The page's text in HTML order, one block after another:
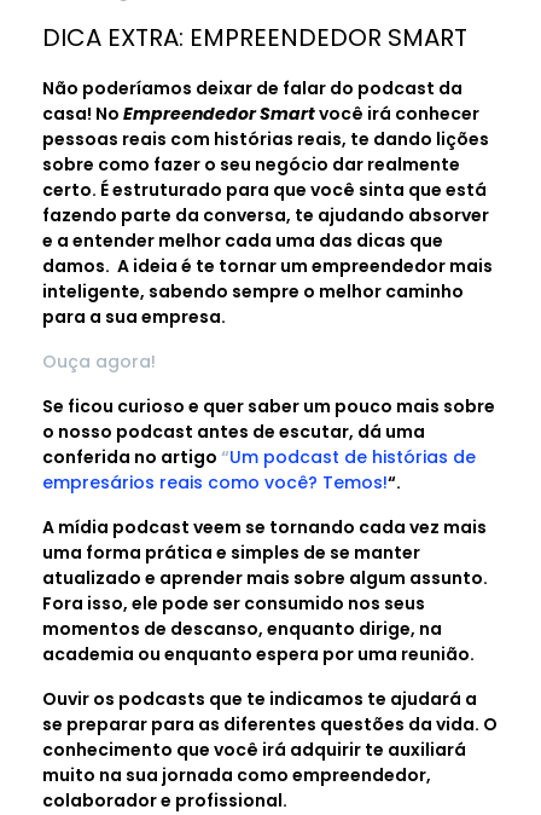
DICA EXTRA: EMPREENDEDOR SMART
Não poderíamos deixar de falar do podcast da
casa! No Empreendedor Smartvocê irá conhecer
pessoas reais com histórias reais, te dando lições
sobre como fazer o seu negócio dar realmente
certo. É estruturado para que você sinta que está
fazendo parte da conversa, te ajudando absorver
e a entender melhor cada uma das dicas que
damos. A ideia é te tornar um empreendedor mais
inteligente, sabendo sempre o melhor caminho
para a sua empresa.
Ouça agora!
Se ficou curioso e quer saber um pouco mais sobre
o nosso podcast antes de escutar, dá uma
conferida no artigo “Um podcast de histórias de
empresários reais como você? Temos!“.
A mídia podcast veem se tornando cada vez mais
uma forma prática e simples de se manter
atualizado e aprender mais sobre algum assunto.
Fora isso, ele pode ser consumido nos seus
momentos de descanso, enquanto dirige, na
academia ou enquanto espera por uma reunião.
Ouvir os podcasts que te indicamos te ajudará a
se preparar para as diferentes questões da vida. O
conhecimento que você irá adquirir te auxiliará
muito na sua jornada como empreendedor,
colaborador e profissional.